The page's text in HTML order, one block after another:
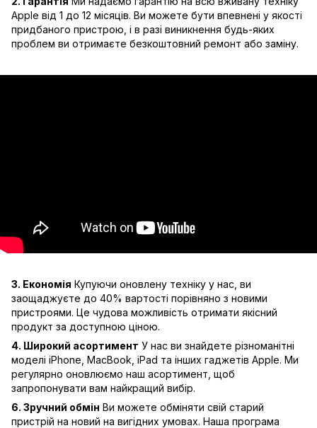
Apple від 1 до 12 місяців. Ви можете бути впевнені у якості
придбаного пристрою, і в разі виникнення будь-яких
проблем ви отримаєте безкоштовний ремонт або заміну.
3. Економія Купуючи оновлену техніку у нас, ви
заощаджуєте до 40% вартості порівняно з новими
пристроями. Це чудова можливість отримати якісний
продукт за доступною ціною.
4. Широкий асортимент У нас ви знайдете різноманітні
моделі iPhone, MacBook, iPad та інших гаджетів Apple. Ми
регулярно оновлюємо наш асортимент, щоб
запропонувати вам найкращий вибір.
6. Зручний обмін Ви можете обміняти свій старий
пристрій на новий на вигідних умовах. Наша програма